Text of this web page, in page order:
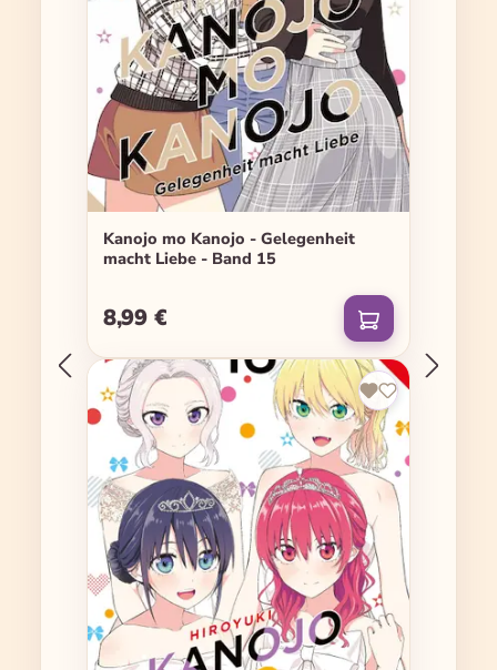
Kanojo mo Kanojo - Gelegenheit
macht Liebe - Band 15
Regulärer Preis:
8,99 €